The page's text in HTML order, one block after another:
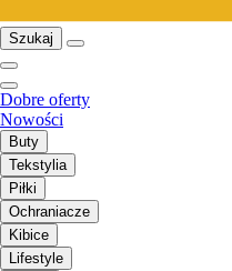
Szukaj
Dobre oferty
Nowości
Buty
Tekstylia
Piłki
Ochraniacze
Kibice
Lifestyle